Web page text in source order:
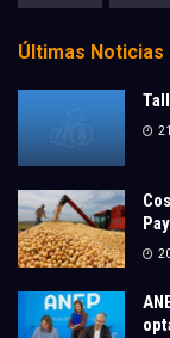
Últimas Noticias